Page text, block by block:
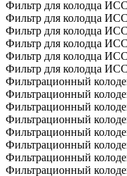
Фильтр для колодца
Фильтр для колодца
Фильтр для колодца
Фильтр для колодца
Фильтр для колодца
Фильтр для колодца
Фильтрационный
Фильтрационный
Фильтрационный
Фильтрационный
Фильтрационный
Фильтрационный
Фильтрационный
Фильтрационный